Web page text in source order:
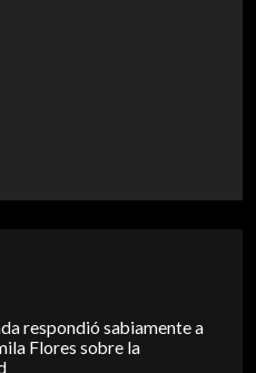
respondió sabiamente a
Flores sobre la